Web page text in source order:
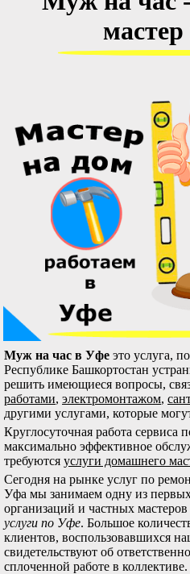
Муж на час в Уфе это услуга,
Республике Башкортостан
решить имеющиеся вопросы,
работами, электромонтажом,
другими услугами, которые
Круглосуточная работа сервиса
максимально эффективное
требуются услуги домашнего
Сегодня на рынке услуг по
Уфа мы занимаем одну из
организаций и частных
услуги по Уфе. Большое
клиентов, воспользовавшихся
свидетельствуют об
сплоченной работе в коллективе.